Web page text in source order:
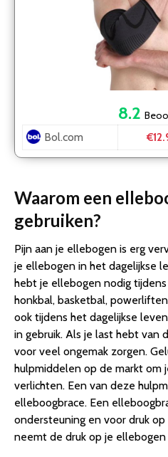
8.2
Bol.com
Waarom een
gebruiken?
Pijn aan je ellebogen is erg
je ellebogen in het dagelijkse
hebt je ellebogen nodig
honkbal, basketbal,
ook tijdens het dagelijkse
in gebruik. Als je last hebt van
voor veel ongemak zorgen.
hulpmiddelen op de markt om
verlichten. Een van deze
elleboogbrace. Een
ondersteuning en voor druk
neemt de druk op je